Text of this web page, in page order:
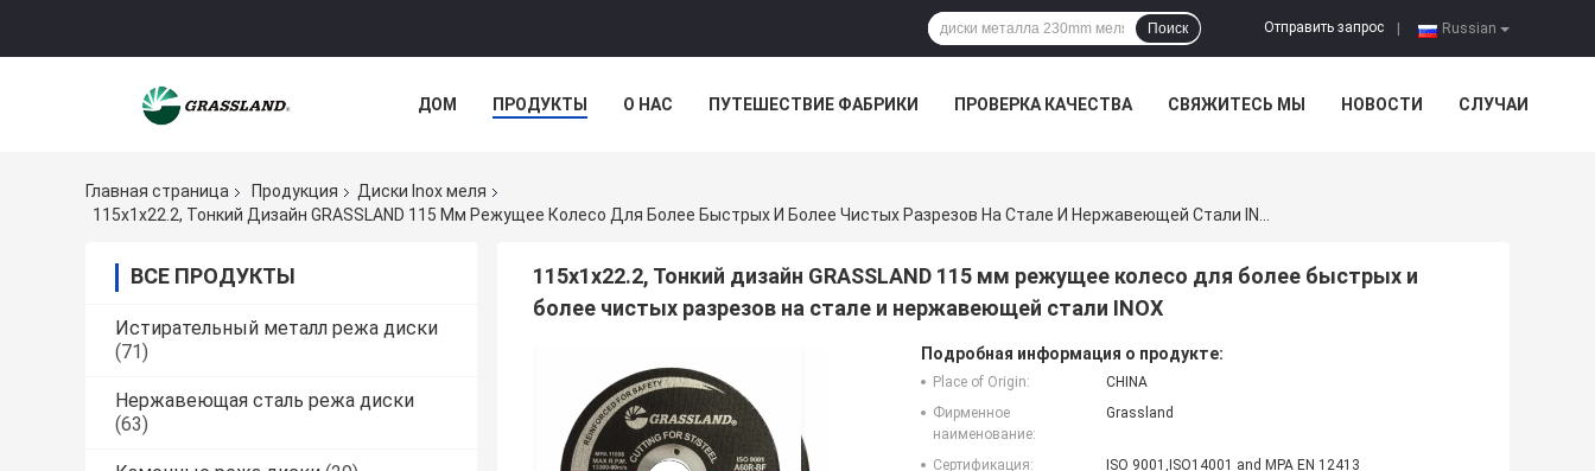
Russian
Отправить запрос
Поиск
ДОМ ПРОДУКТЫ О НАС ПУТЕШЕСТВИЕ ФАБРИКИ ПРОВЕРКА КАЧЕСТВА СВЯЖИТЕСЬ МЫ НОВОСТИ СЛУЧАИ
Главная страница Продукция
Диски Inox меля
ВСЕ ПРОДУКТЫ
Истирательный металл режа диски
(71)
Нержавеющая сталь режа диски
(63)
115х1х22.2, Тонкий дизайн GRASSLAND 115 мм режущее колесо для более быстрых и
более чистых разрезов на стале и нержавеющей стали INOX
Подробная информация о продукте:
Place of Origin:
CHINA
Фирменное
наименование:
Grassland
Сертификация:
ISO 9001,ISO14001 and MPA EN 12413